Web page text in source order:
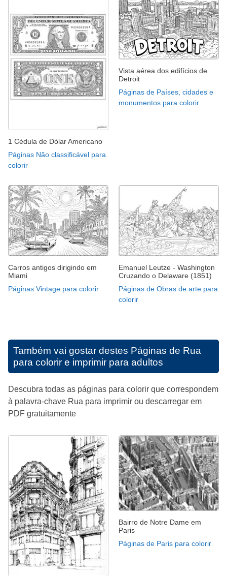
1 Cédula de Dólar Americano
Páginas Não classificável para
colorir
Vista aérea dos edifícios de
Detroit
Páginas de Países, cidades e
monumentos para colorir
Carros antigos dirigindo em
Miami
Páginas Vintage para colorir
Emanuel Leutze - Washington
Cruzando o Delaware (1851)
Páginas de Obras de arte para
colorir
Também vai gostar destes Páginas de Rua
para colorir e imprimir para adultos
Descubra todas as páginas para colorir que correspondem
à palavra-chave Rua para imprimir ou descarregar em
PDF gratuitamente
Bairro de Notre Dame em
Paris
Páginas de Paris para colorir